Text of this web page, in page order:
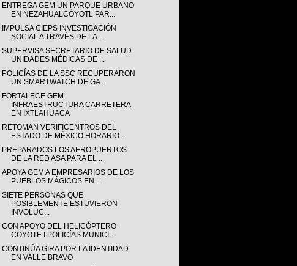
ENTREGA GEM UN PARQUE URBANO
EN NEZAHUALCÓYOTL PAR...
IMPULSA CIEPS INVESTIGACIÓN
SOCIAL A TRAVÉS DE LA ...
SUPERVISA SECRETARIO DE SALUD
UNIDADES MÉDICAS DE ...
POLICÍAS DE LA SSC RECUPERARON
UN SMARTWATCH DE GA...
FORTALECE GEM
INFRAESTRUCTURA CARRETERA
EN IXTLAHUACA
RETOMAN VERIFICENTROS DEL
ESTADO DE MÉXICO HORARIO...
PREPARADOS LOS AEROPUERTOS
DE LA RED ASA PARA EL ...
APOYA GEM A EMPRESARIOS DE LOS
PUEBLOS MÁGICOS EN ...
SIETE PERSONAS QUE
POSIBLEMENTE ESTUVIERON
INVOLUC...
CON APOYO DEL HELICÓPTERO
COYOTE I POLICÍAS MUNICI...
CONTINÚA GIRA POR LA IDENTIDAD
EN VALLE BRAVO